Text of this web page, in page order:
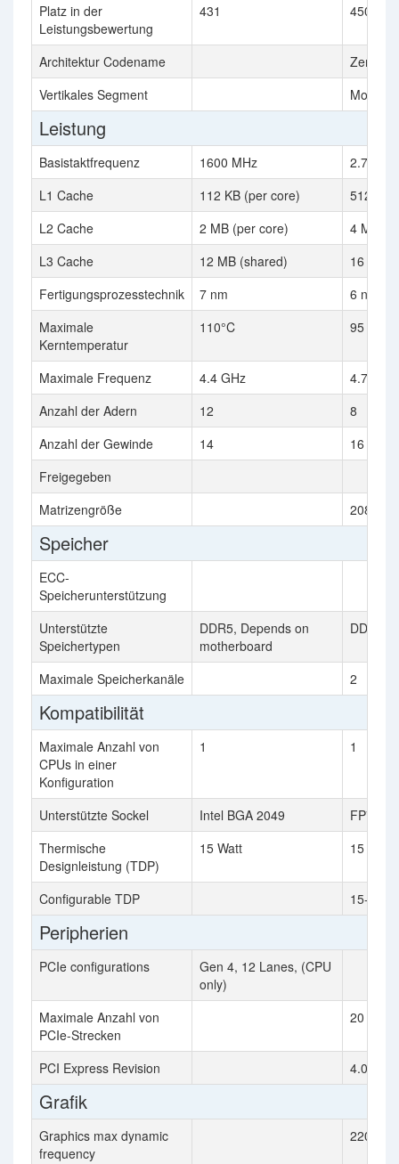
Platz in der
Leistungsbewertung
431 450
Architektur Codename
Zen 3+
Vertikales Segment
Mobile
Leistung
Basistaktfrequenz 1600 MHz
2.7 GHz
L1 Cache
112 KB (per core)
512 KB
L2 Cache
2 MB (per core)
4 MB
L3 Cache
12 MB (shared)
16 MB
Fertigungsprozesstechnik
7 nm
6 nm
Maximale
Kerntemperatur
110°C 95 °C
Maximale Frequenz 4.4 GHz
4.7 GHz
Anzahl der Adern
12
8
Anzahl der Gewinde
14
16
Freigegeben
Matrizengröße
208
Speicher
ECC-
Speicherunterstützung
Unterstützte
Speichertypen
DDR5, Depends on
motherboard
DDR5-
Maximale Speicherkanäle 2
Kompatibilität
Maximale Anzahl von
CPUs in einer
Konfiguration
1 1
Unterstützte Sockel Intel BGA 2049
FP7
Thermische
Designleistung (TDP)
15 Watt 15 Watt
Configurable TDP 15-28
Peripherien
PCIe configurations
Gen 4, 12 Lanes, (CPU
only)
Maximale Anzahl von
PCIe-Strecken
20
PCI Express Revision 4.0
Grafik
Graphics max dynamic
frequency
2200